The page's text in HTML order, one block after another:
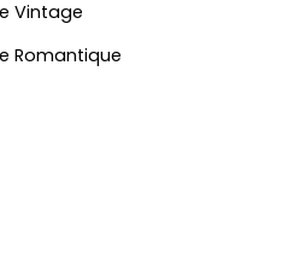
Vintage
Romantique